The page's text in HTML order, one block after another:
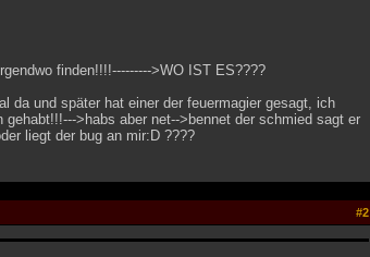
finden!!!!--------->WO IST ES????
da und später hat einer der feuermagier gesagt, ich
>habs aber net-->bennet der schmied sagt er
liegt der bug an mir:D ????
#2